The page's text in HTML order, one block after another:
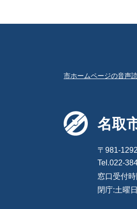
市ホームページの音声
名取
〒981-
Tel.022-
窓口受付
閉庁:土曜